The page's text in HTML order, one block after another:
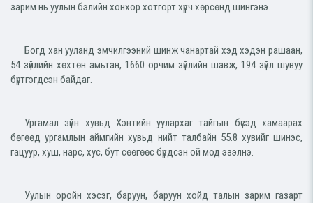
зарим нь уулын бэлийн хонхор хотгорт хүрч хөрсөнд шингэнэ.
Богд хан ууланд эмчилгээний шинж чанартай хэд хэдэн рашаан,
54 зүйлийн хөхтөн амьтан, 1660 орчим зүйлийн шавж, 194 зүйл шувуу
бүртгэгдсэн байдаг.
Ургамал зүйн хувьд Хэнтийн уулархаг тайгын бүсэд хамаарах
бөгөөд ургамлын аймгийн хувьд нийт талбайн 55.8 хувийг шинэс,
гацуур, хуш, нарс, хус, бут сөөгөөс бүрдсэн ой мод эзэлнэ.
Уулын оройн хэсэг, баруун, баруун хойд талын зарим газарт